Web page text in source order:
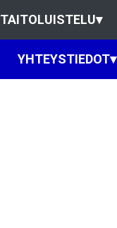
TAITOLUISTELU▾
YHTEYSTIEDOT▾